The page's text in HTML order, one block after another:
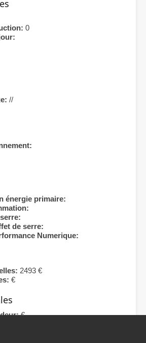
0
//
énergie primaire:
de serre:
Numerique:
2493 €
€
€